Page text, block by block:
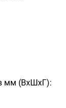
мм (ВхШхГ):